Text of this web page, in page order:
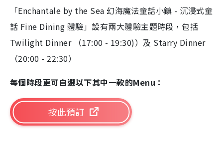
「Enchantale by the Sea 幻海魔法童話小鎮 - 沉浸式童
話 Fine Dining 體驗」設有兩大體驗主題時段，包括
Twilight Dinner （17:00 - 19:30)）及 Starry Dinner
（20:00 - 22:30）
每個時段更可自選以下其中一款的Menu：
按此預訂